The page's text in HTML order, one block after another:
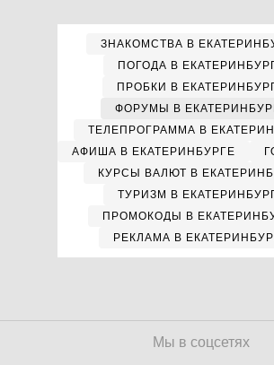
ЗНАКОМСТВА В
ПОГОДА В
ПРОБКИ В
ФОРУМЫ В
ТЕЛЕПРОГРАММА В
АФИША В ЕКАТЕРИНБУРГЕ
КУРСЫ ВАЛЮТ В
ТУРИЗМ В
ПРОМОКОДЫ В
РЕКЛАМА В
Мы в соцсетях